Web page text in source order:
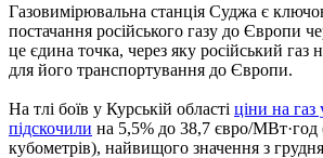
Газовимірювальна станція Суджа є
постачання російського газу до Європи
це єдина точка, через яку російський газ
для його транспортування до Європи.
На тлі боїв у Курській області ціни на газ
підскочили на 5,5% до 38,7 євро/МВт·год
кубометрів), найвищого значення з